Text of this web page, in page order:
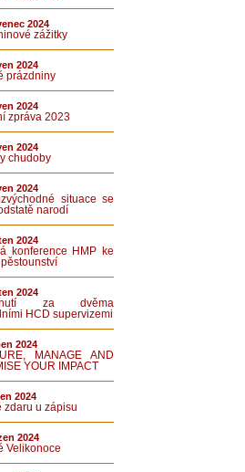
2024
zážitky
2024
prázdniny
2024
zpráva 2023
2024
chudoby
2024
situace se
narodí
2024
konference HMP ke
pěstounství
2024
za dvěma
HCD supervizemi
2024
MANAGE AND
YOUR IMPACT
2024
zdaru u zápisu
2024
Velikonoce